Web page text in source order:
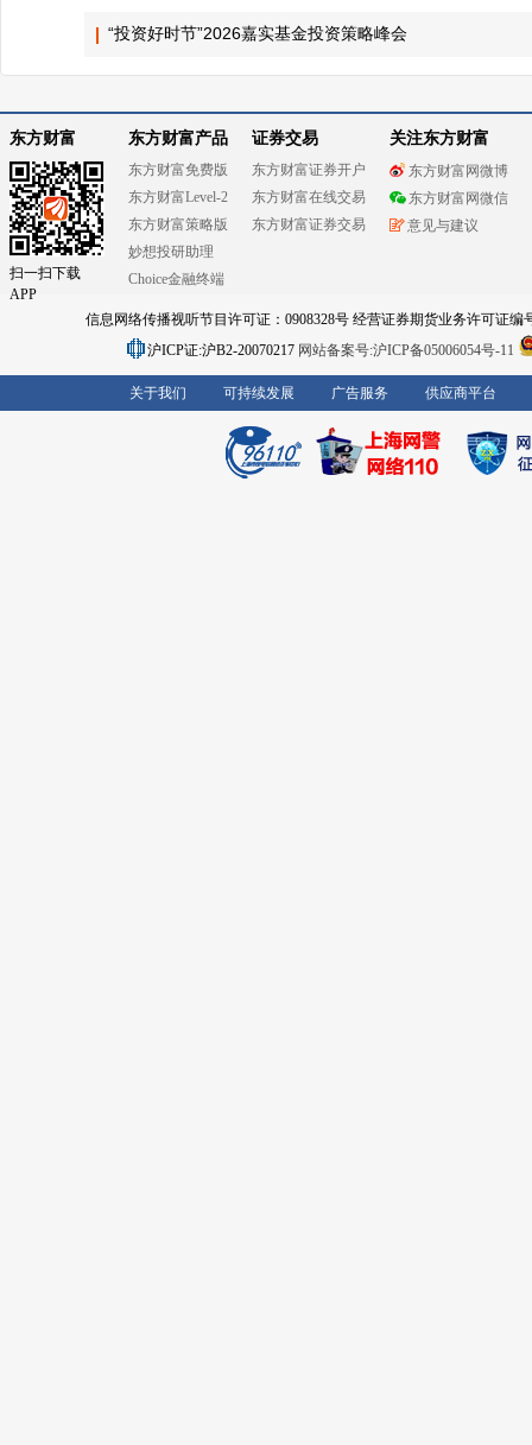
“投资好时节”2026嘉实基金投资策略峰会
东方财富
扫一扫下载
APP
东方财富产品
东方财富免费版
东方财富Level-2
东方财富策略版
妙想投研助理
Choice金融终端
证券交易
东方财富证券开户
东方财富在线交易
东方财富证券交易
关注东方财富
东方财富网微博
东方财富网微信
意见与建议
信息网络传播视听节目许可证：0908328号 经营证券期货业务许可证编
沪ICP证:沪B2-20070217 网站备案号:沪ICP备05006054号-11
关于我们 可持续发展 广告服务 供应商平台